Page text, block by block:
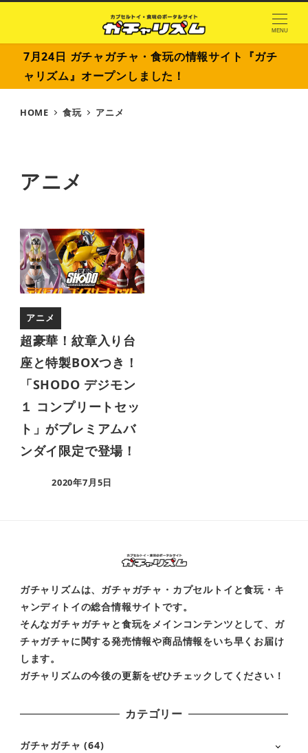
MENU
7月24日 ガチャガチャ・食玩の情報サイト『ガチ
ャリズム』オープンしました！
HOME 食玩 アニメ
アニメ
アニメ
超豪華！紋章入り台
座と特製BOXつき！
「SHODO デジモン
１ コンプリートセッ
ト」がプレミアムバ
ンダイ限定で登場！
2020年7月5日
ガチャリズムは、ガチャガチャ・カプセルトイと食玩・キ
ャンディトイの総合情報サイトです。
そんなガチャガチャと食玩をメインコンテンツとして、ガ
チャガチャに関する発売情報や商品情報をいち早くお届け
します。
ガチャリズムの今後の更新をぜひチェックしてください！
カテゴリー
ガチャガチャ (64)